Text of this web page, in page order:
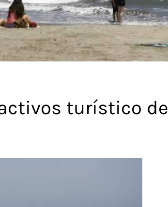
turístico de